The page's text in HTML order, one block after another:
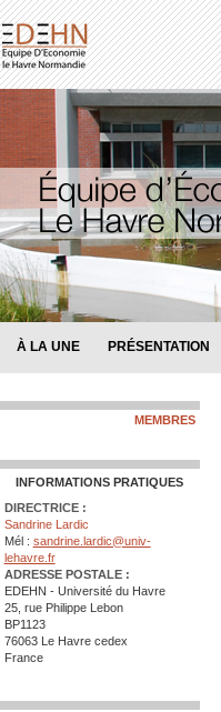
À LA UNE PRÉSENTATION
MEMBRES
INFORMATIONS PRATIQUES
DIRECTRICE :
Sandrine Lardic
Mél : sandrine.lardic@univ-
lehavre.fr
ADRESSE POSTALE :
EDEHN - Université du Havre
25, rue Philippe Lebon
BP1123
76063 Le Havre cedex
France